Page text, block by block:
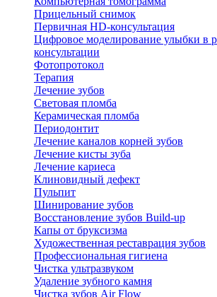
Прицельный снимок
Первичная HD-консультация
Цифровое моделирование улыбки в
консультации
Фотопротокол
Терапия
Лечение зубов
Световая пломба
Керамическая пломба
Периодонтит
Лечение каналов корней зубов
Лечение кисты зуба
Лечение кариеса
Клиновидный дефект
Пульпит
Шинирование зубов
Восстановление зубов Build-up
Капы от бруксизма
Художественная реставрация зубов
Профессиональная гигиена
Чистка ультразвуком
Удаление зубного камня
Чистка зубов Air Flow